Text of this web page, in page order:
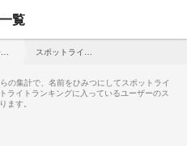
覧
の集計で、名前をひみつにしてスポットライ
ライトランキングに入っているユーザーのス
ます。